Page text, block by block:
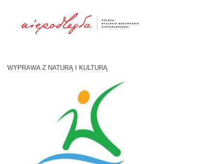
WYPRAWA Z NATURĄ I KULTURĄ